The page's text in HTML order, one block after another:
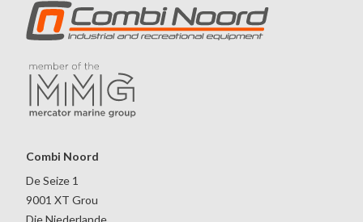
Combi Noord
De Seize 1
9001 XT Grou
Die Niederlande